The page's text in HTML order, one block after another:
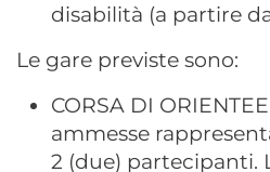
disabilità (a partire
Le gare previste sono:
CORSA DI
ammesse
2 (due) partecipanti.